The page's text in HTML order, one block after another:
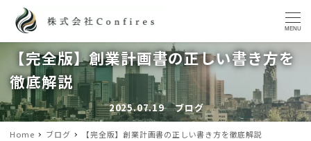
MENU
【完全版】創業計画書の正しい書き方を
徹底解説
投稿日
2025.07.19
カテゴリー
ブログ
Home ブログ 【完全版】創業計画書の正しい書き方を徹底解説